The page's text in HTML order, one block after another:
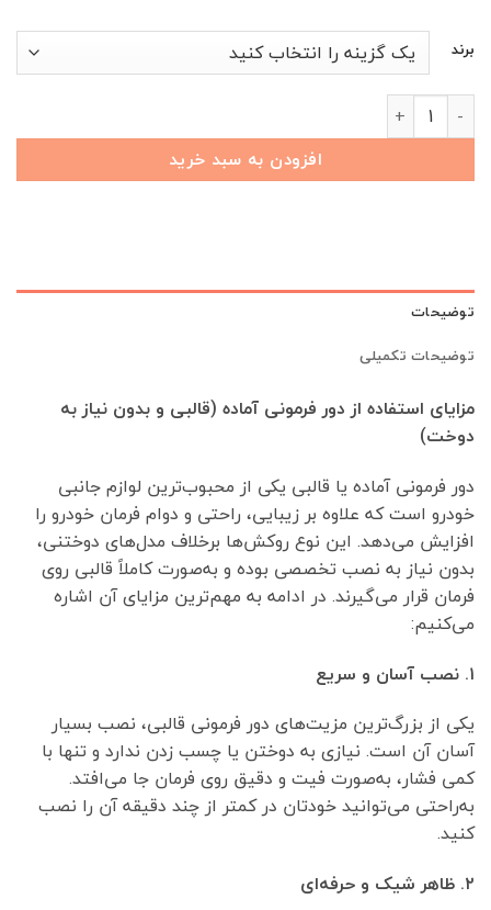
برند
دورفرمونی اختصاصی تیگو 8 پرو عدد
افزودن به سبد خرید
توضیحات
توضیحات تکمیلی
مزایای استفاده از دور فرمونی آماده (قالبی و بدون نیاز به
دوخت)
دور فرمونی آماده یا قالبی یکی از محبوب‌ترین لوازم جانبی
خودرو است که علاوه بر زیبایی، راحتی و دوام فرمان خودرو را
افزایش می‌دهد. این نوع روکش‌ها برخلاف مدل‌های دوختنی،
بدون نیاز به نصب تخصصی بوده و به‌صورت کاملاً قالبی روی
فرمان قرار می‌گیرند. در ادامه به مهم‌ترین مزایای آن اشاره
می‌کنیم:
۱. نصب آسان و سریع
یکی از بزرگ‌ترین مزیت‌های دور فرمونی قالبی، نصب بسیار
آسان آن است. نیازی به دوختن یا چسب زدن ندارد و تنها با
کمی فشار، به‌صورت فیت و دقیق روی فرمان جا می‌افتد.
به‌راحتی می‌توانید خودتان در کمتر از چند دقیقه آن را نصب
کنید.
۲. ظاهر شیک و حرفه‌ای